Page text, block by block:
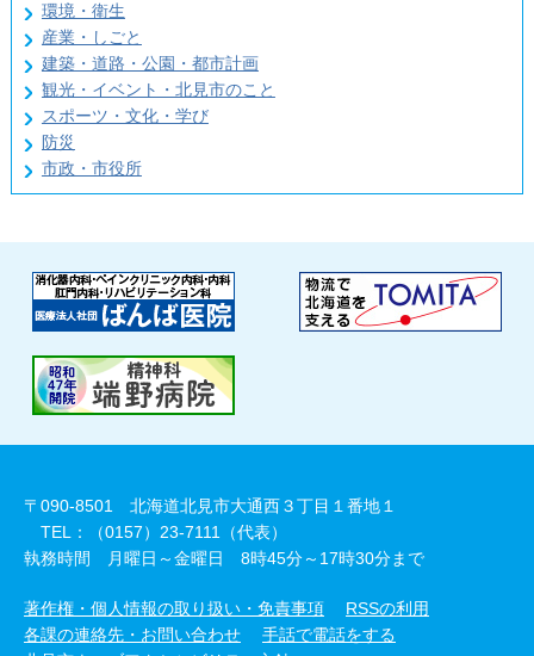
環境・衛生
産業・しごと
建築・道路・公園・都市計画
観光・イベント・北見市のこと
スポーツ・文化・学び
防災
市政・市役所
〒090-8501 北海道北見市大通西３丁目１番地１
TEL：（0157）23-7111（代表）
執務時間 月曜日～金曜日 8時45分～17時30分まで
著作権・個人情報の取り扱い・免責事項
RSSの利用
各課の連絡先・お問い合わせ
手話で電話をする